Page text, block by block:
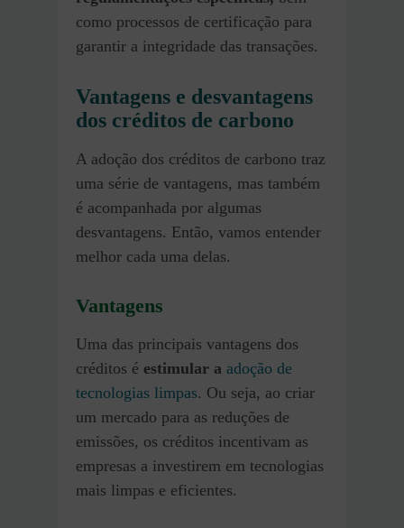
como processos de certificação para
garantir a integridade das transações.
Vantagens e desvantagens
dos créditos de carbono
A adoção dos créditos de carbono traz
uma série de vantagens, mas também
é acompanhada por algumas
desvantagens. Então, vamos entender
melhor cada uma delas.
Vantagens
Uma das principais vantagens dos
créditos é estimular a adoção de
tecnologias limpas. Ou seja, ao criar
um mercado para as reduções de
emissões, os créditos incentivam as
empresas a investirem em tecnologias
mais limpas e eficientes.